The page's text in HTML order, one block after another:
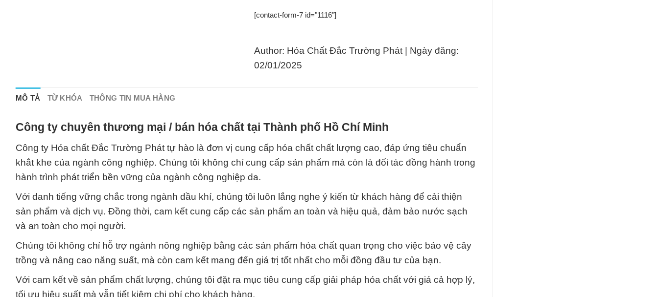
[contact-form-7 id="1116"]
Author: Hóa Chất Đắc Trường Phát | Ngày đăng:
02/01/2025
MÔ TẢ TỪ KHÓA THÔNG TIN MUA HÀNG
Công ty chuyên thương mại / bán hóa chất tại Thành phố Hồ Chí Minh
Công ty Hóa chất Đắc Trường Phát tự hào là đơn vị cung cấp hóa chất chất lượng cao, đáp ứng tiêu chuẩn
khắt khe của ngành công nghiệp. Chúng tôi không chỉ cung cấp sản phẩm mà còn là đối tác đồng hành trong
hành trình phát triển bền vững của ngành công nghiệp da.
Với danh tiếng vững chắc trong ngành dầu khí, chúng tôi luôn lắng nghe ý kiến từ khách hàng để cải thiện
sản phẩm và dịch vụ. Đồng thời, cam kết cung cấp các sản phẩm an toàn và hiệu quả, đảm bảo nước sạch
và an toàn cho mọi người.
Chúng tôi không chỉ hỗ trợ ngành nông nghiệp bằng các sản phẩm hóa chất quan trọng cho việc bảo vệ cây
trồng và nâng cao năng suất, mà còn cam kết mang đến giá trị tốt nhất cho mỗi đồng đầu tư của bạn.
Với cam kết về sản phẩm chất lượng, chúng tôi đặt ra mục tiêu cung cấp giải pháp hóa chất với giá cả hợp lý,
tối ưu hiệu suất mà vẫn tiết kiệm chi phí cho khách hàng.